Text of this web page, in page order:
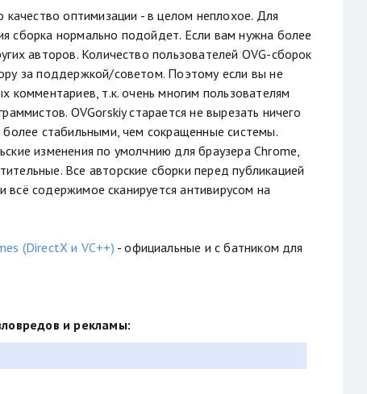
оптимизации - в целом неплохое. Для
сборка нормально подойдет. Если вам нужна более
авторов. Количество пользователей OVG-сборок
за поддержкой/советом. Поэтому если вы не
комментариев, т.к. очень многим пользователям
OVGorskiy старается не вырезать ничего
стабильными, чем сокращенные системы.
изменения по умолчнию для браузера Chrome,
Все авторские сборки перед публикацией
всё содержимое сканируется антивирусом на
(DirectX и VC++) - официальные и с батником для
и рекламы: